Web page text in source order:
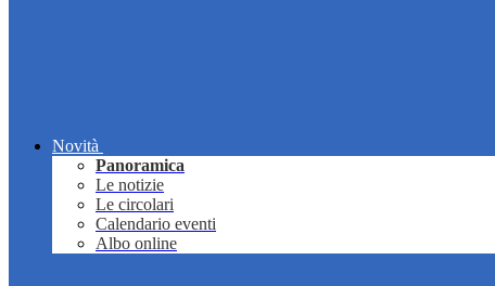
Novità
Panoramica
Le notizie
Le circolari
Calendario eventi
Albo online